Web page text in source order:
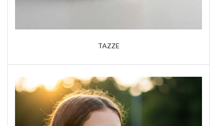
TAZZE